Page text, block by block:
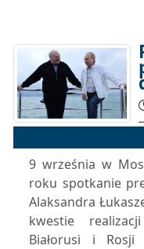
9 września w
roku spotkanie
Alaksandra
kwestie
Białorusi i